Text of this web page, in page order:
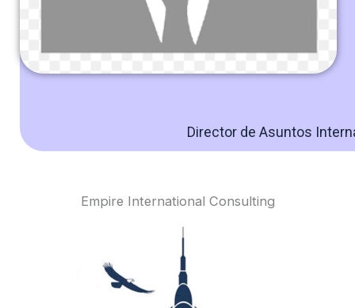
Director de Asuntos
Empire International Consulting